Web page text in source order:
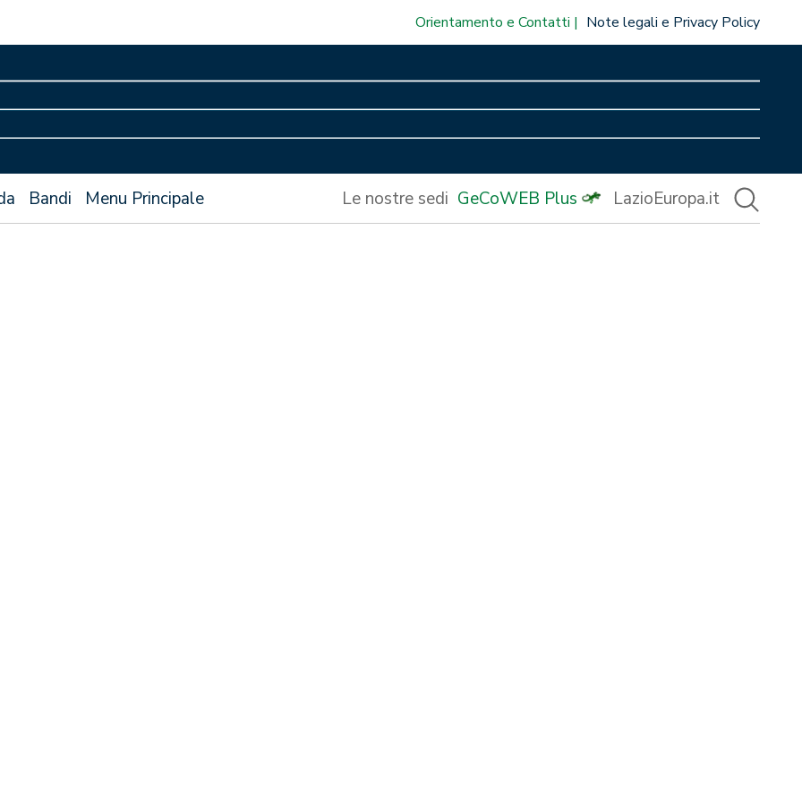
Orientamento e Contatti Note legali e Privacy Policy
Bandi Menu Principale Le nostre sedi GeCoWEB Plus LazioEuropa.it